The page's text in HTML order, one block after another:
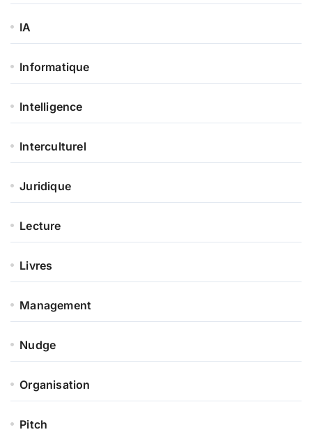
IA
Informatique
Intelligence
Interculturel
Juridique
Lecture
Livres
Management
Nudge
Organisation
Pitch